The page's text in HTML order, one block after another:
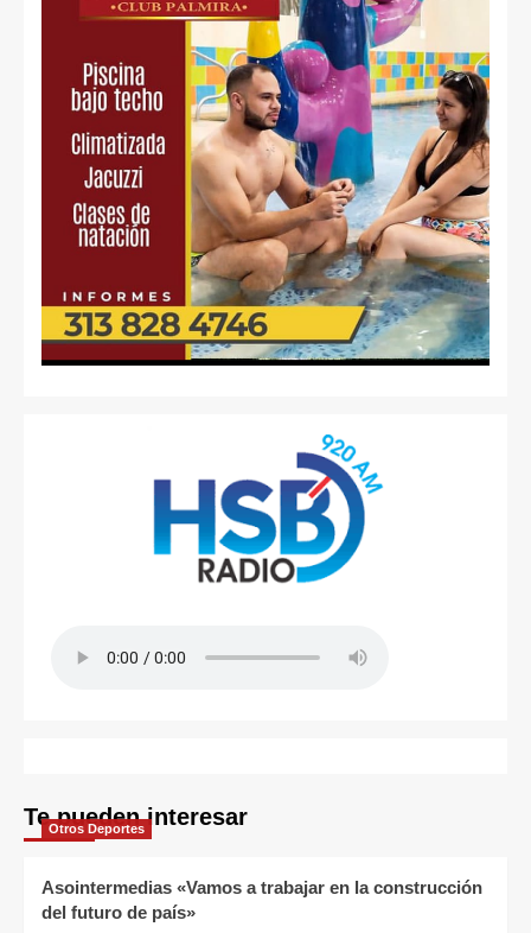
Te pueden interesar
Otros Deportes
Asointermedias «Vamos a trabajar en la construcción
del futuro de país»